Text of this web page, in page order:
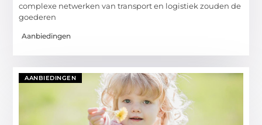
complexe netwerken van transport en logistiek zouden de
goederen
Aanbiedingen
AANBIEDINGEN